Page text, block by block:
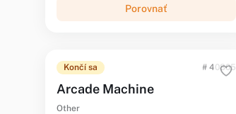
Porovnať
Končí sa # 40805
Arcade Machine
Other